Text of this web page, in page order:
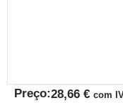
Preço:28,66 € com